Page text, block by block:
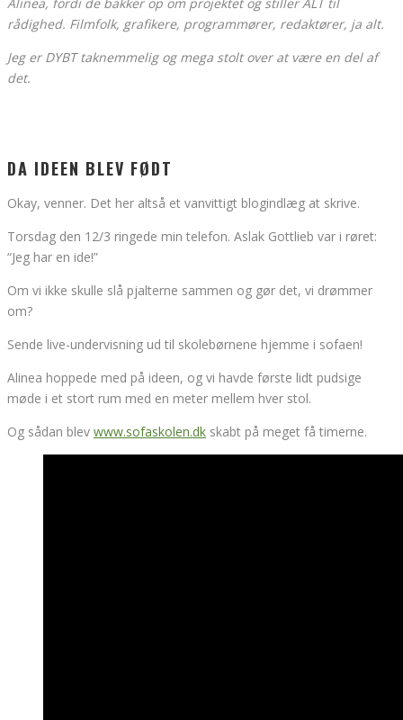
rådighed. Filmfolk, grafikere, programmører, redaktører, ja alt.
Jeg er DYBT taknemmelig og mega stolt over at være en del af
det.
DA IDEEN BLEV FØDT
Okay, venner. Det her altså et vanvittigt blogindlæg at skrive.
Torsdag den 12/3 ringede min telefon. Aslak Gottlieb var i røret:
“Jeg har en ide!”
Om vi ikke skulle slå pjalterne sammen og gør det, vi drømmer
om?
Sende live-undervisning ud til skolebørnene hjemme i sofaen!
Alinea hoppede med på ideen, og vi havde første lidt pudsige
møde i et stort rum med en meter mellem hver stol.
Og sådan blev www.sofaskolen.dk skabt på meget få timerne.